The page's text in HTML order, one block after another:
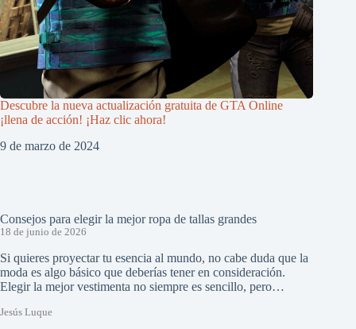
Descubre la nueva actualización gratuita de GTA Online
¡llena de acción! ¡Haz clic ahora!
9 de marzo de 2024
Consejos para elegir la mejor ropa de tallas grandes
18 de junio de 2026
Si quieres proyectar tu esencia al mundo, no cabe duda que la
moda es algo básico que deberías tener en consideración.
Elegir la mejor vestimenta no siempre es sencillo, pero…
Jesús Luque